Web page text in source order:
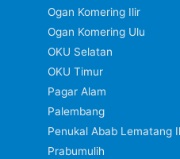
Ogan Komering Ilir
Ogan Komering Ulu
OKU Selatan
OKU Timur
Pagar Alam
Palembang
Penukal Abab Lematang
Prabumulih